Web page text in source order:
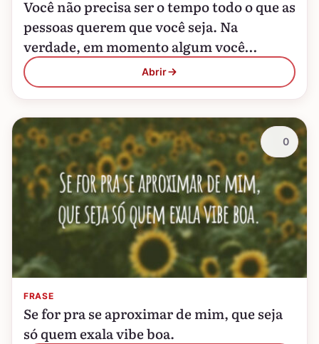
Você não precisa ser o tempo todo o que as
pessoas querem que você seja. Na
verdade, em momento algum você
deveria ser!
Abrir
FRASE
Se for pra se aproximar de mim, que seja
só quem exala vibe boa.
0